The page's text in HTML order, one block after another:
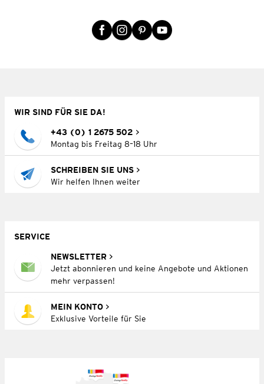
WIR SIND FÜR SIE DA!
+43 (0) 1 2675 502
Montag bis Freitag 8–18 Uhr
SCHREIBEN SIE UNS
Wir helfen Ihnen weiter
SERVICE
NEWSLETTER
Jetzt abonnieren und keine Angebote und Aktionen
mehr verpassen!
MEIN KONTO
Exklusive Vorteile für Sie